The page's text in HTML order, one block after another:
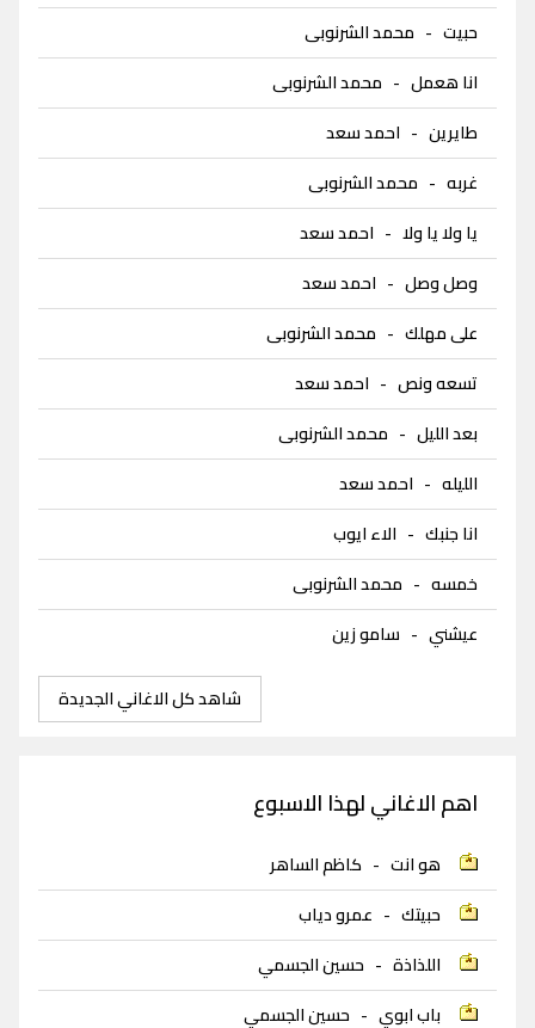
حبيت - محمد الشرنوبى
انا هعمل - محمد الشرنوبى
طايرين - احمد سعد
غربه - محمد الشرنوبى
يا ولا يا ولا - احمد سعد
وصل وصل - احمد سعد
على مهلك - محمد الشرنوبى
تسعه ونص - احمد سعد
بعد الليل - محمد الشرنوبى
الليله - احمد سعد
انا جنبك - الاء ايوب
خمسه - محمد الشرنوبى
عيشني - سامو زين
شاهد كل الاغاني الجديدة
اهم الاغاني لهذا الاسبوع
هو انت - كاظم الساهر
حبيتك - عمرو دياب
اللذاذة - حسين الجسمي
باب ابوي - حسين الجسمي